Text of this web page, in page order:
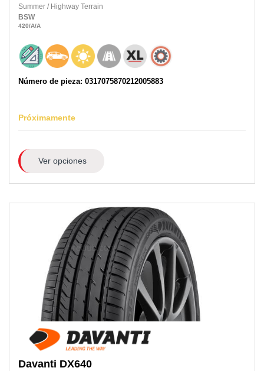
Summer / Highway Terrain
BSW
420/A/A
Número de pieza: 0317075870212005883
Próximamente
Ver opciones
Davanti DX640